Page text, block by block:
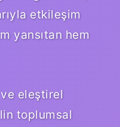
etkileşim
yansıtan hem
eleştirel
toplumsal